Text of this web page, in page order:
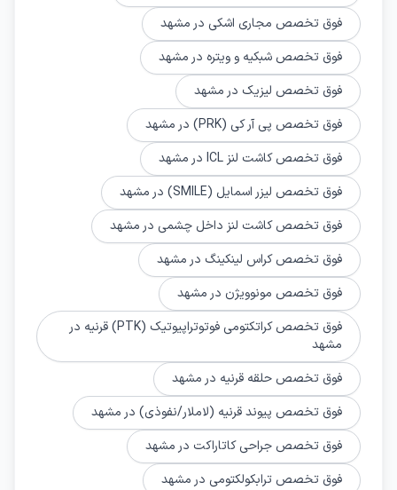
فوق تخصص مجاری اشکی در مشهد
فوق تخصص شبکیه و ویتره در مشهد
فوق تخصص لیزیک در مشهد
فوق تخصص پی آر کی (PRK) در مشهد
فوق تخصص کاشت لنز ICL در مشهد
فوق تخصص ليزر اسمایل (SMILE) در مشهد
فوق تخصص کاشت لنز داخل چشمی در مشهد
فوق تخصص کراس لینکینگ در مشهد
فوق تخصص مونوویژن در مشهد
فوق تخصص کراتکتومی فوتوتراپیوتیک (PTK) قرنیه در
مشهد
فوق تخصص حلقه قرنیه در مشهد
فوق تخصص پیوند قرنیه (لاملار/نفوذی) در مشهد
فوق تخصص جراحی کاتاراکت در مشهد
فوق تخصص ترابکولکتومی در مشهد